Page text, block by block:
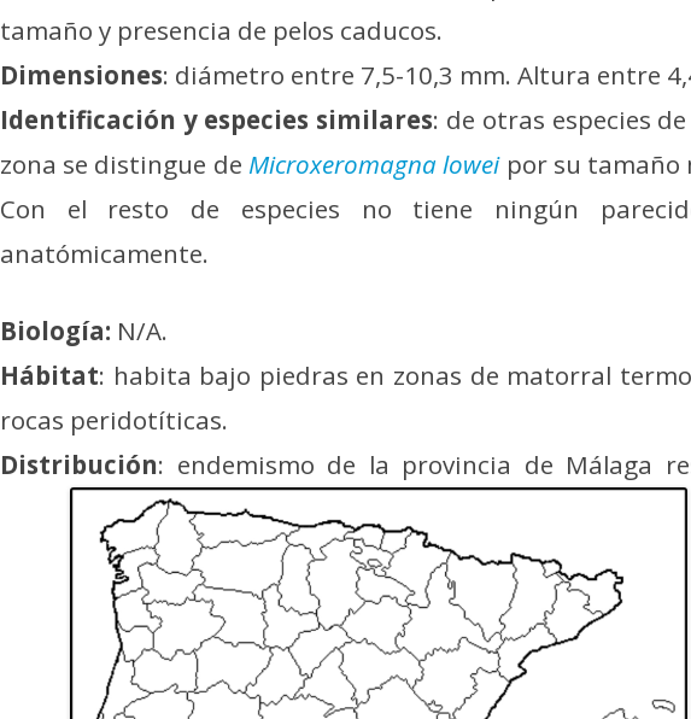
tamaño y presencia de pelos caducos.
Dimensiones: diámetro entre 7,5-10,3 mm. Altura entre
Identificación y especies similares: de otras especies
zona se distingue de Microxeromagna loweipor su tamaño
Con el resto de especies no tiene ningún
anatómicamente.
Biología: N/A.
Hábitat: habita bajo piedras en zonas de matorral
rocas peridotíticas.
Distribución: endemismo de la provincia de Málaga